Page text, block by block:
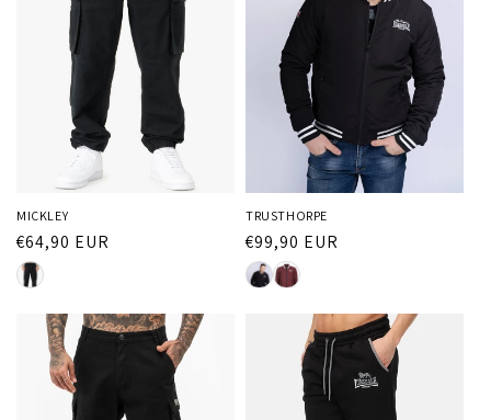
MICKLEY
Normaler
Preis
€64,90 EUR
TRUSTHORPE
Normaler
Preis
€99,90 EUR